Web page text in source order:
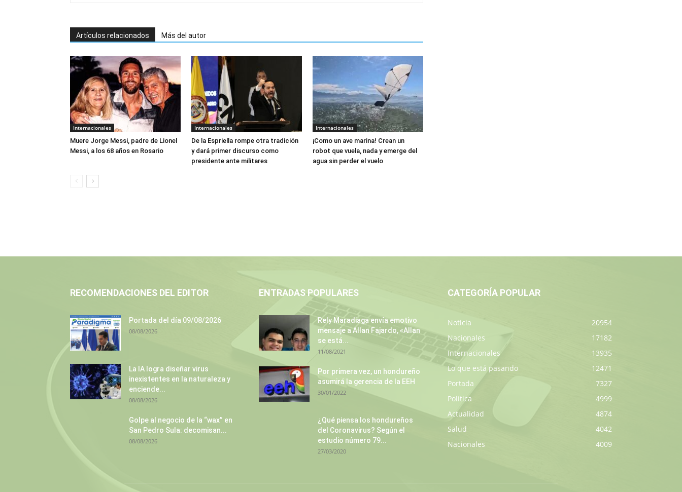
Artículos relacionados Más del autor
Internacionales
Muere Jorge Messi, padre de Lionel
Messi, a los 68 años en Rosario
Internacionales
De la Espriella rompe otra tradición
y dará primer discurso como
presidente ante militares
Internacionales
¡Como un ave marina! Crean un
robot que vuela, nada y emerge del
agua sin perder el vuelo
RECOMENDACIONES DEL EDITOR
Portada del día 09/08/2026
08/08/2026
La IA logra diseñar virus
inexistentes en la naturaleza y
enciende...
08/08/2026
Golpe al negocio de la “wax” en
San Pedro Sula: decomisan...
08/08/2026
ENTRADAS POPULARES
Rely Maradiaga envía emotivo
mensaje a Allan Fajardo, «Allan
se está...
11/08/2021
Por primera vez, un hondureño
asumirá la gerencia de la EEH
30/01/2022
¿Qué piensa los hondureños
del Coronavirus? Según el
estudio número 79...
27/03/2020
CATEGORÍA POPULAR
Noticia
20954
Nacionales
17182
Internacionales
13935
Lo que está pasando
12471
Portada
7327
Política
4999
Actualidad
4874
Salud
4042
Nacionales
4009